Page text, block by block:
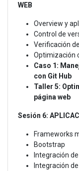
WEB
Overview y
Control de
Verificación
Optimización
Caso 1:
con Git Hub
Taller 5:
página web
Sesión 6:
Frameworks
Bootstrap
Integración
Integración